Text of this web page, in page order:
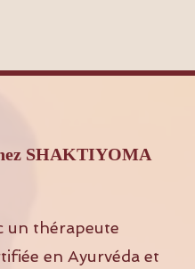
SHAKTIYOMA
un thérapeute
en Ayurvéda et